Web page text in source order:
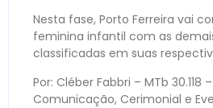
Nesta fase, Porto Ferreira vai
feminina infantil com as
classificadas em suas
Por: Cléber Fabbri – MTb 30.118
Comunicação, Cerimonial e